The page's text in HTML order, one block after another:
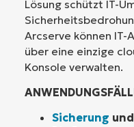
Lösung schützt IT-
Arcserve können IT-
über eine einzige
Konsole verwalten.
Sicherung und